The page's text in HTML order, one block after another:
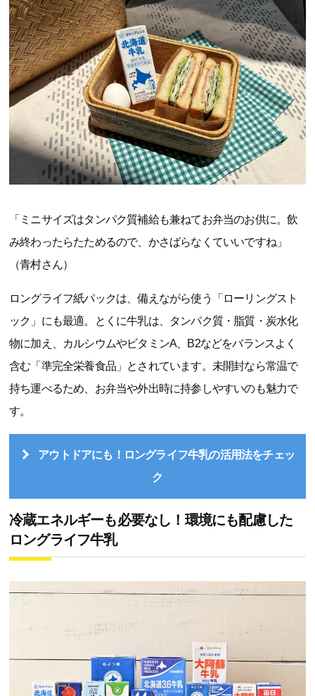
「ミニサイズはタンパク質補給も兼ねてお弁当のお供に。飲
み終わったらたためるので、かさばらなくていいですね」
（青村さん）
ロングライフ紙パックは、備えながら使う「ローリングスト
ック」にも最適。とくに牛乳は、タンパク質・脂質・炭水化
物に加え、カルシウムやビタミンA、B2などをバランスよく
含む「準完全栄養食品」とされています。未開封なら常温で
持ち運べるため、お弁当や外出時に持参しやすいのも魅力で
す。
アウトドアにも！ロングライフ牛乳の活用法をチェッ
ク
冷蔵エネルギーも必要なし！環境にも配慮した
ロングライフ牛乳